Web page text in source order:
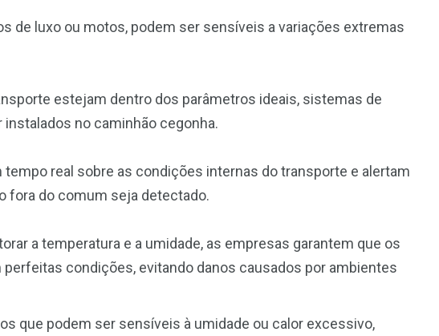
de luxo ou motos, podem ser sensíveis a variações extremas
estejam dentro dos parâmetros ideais, sistemas de
no caminhão cegonha.
real sobre as condições internas do transporte e alertam
fora do comum seja detectado.
a temperatura e a umidade, as empresas garantem que os
condições, evitando danos causados por ambientes
que podem ser sensíveis à umidade ou calor excessivo,